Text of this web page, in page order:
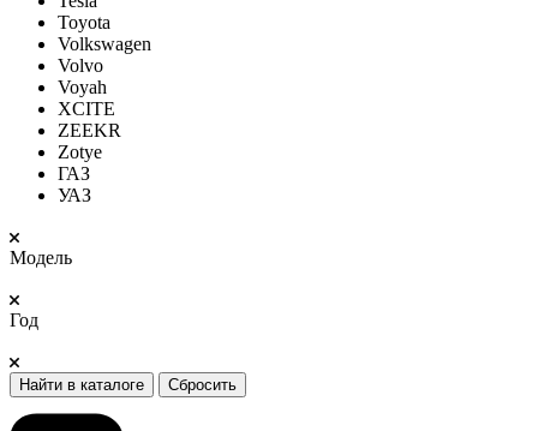
Toyota
Volkswagen
Volvo
Voyah
XCITE
ZEEKR
Zotye
ГАЗ
УАЗ
Модель
Год
Найти в каталоге Сбросить